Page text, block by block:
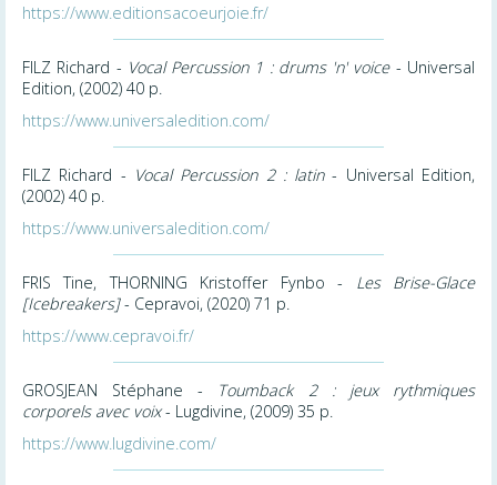
https://www.editionsacoeurjoie.fr/
FILZ Richard - Vocal Percussion 1 : drums 'n' voice- Universal
Edition, (2002) 40 p.
https://www.universaledition.com/
FILZ Richard - Vocal Percussion 2 : latin- Universal Edition,
(2002) 40 p.
https://www.universaledition.com/
FRIS Tine, THORNING Kristoffer Fynbo - Les Brise-Glace
[Icebreakers]- Cepravoi, (2020) 71 p.
https://www.cepravoi.fr/
GROSJEAN Stéphane - Toumback 2 : jeux rythmiques
corporels avec voix- Lugdivine, (2009) 35 p.
https://www.lugdivine.com/